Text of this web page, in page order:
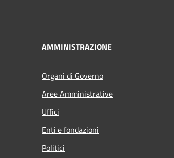
AMMINISTRAZIONE
Organi di Governo
Aree Amministrative
Uffici
Enti e fondazioni
Politici